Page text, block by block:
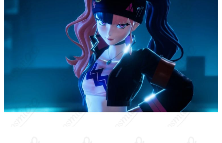
ネックレス、帽子、チョーカー、腕章、靴
下、腰飾り（セット内容は生産ロットや工
芸技術により変更される可能性がありま
す）
XS、S、M、L、XL、XXL、XXXL
加工に7～15営業日、配送に5～7営業日（※
土日祝除く）、合計で12～22営業日程度で
お届け
クレジットカード（VISA、Master、JCB、